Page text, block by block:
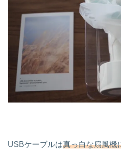
USBケーブルは真っ白な扇風機